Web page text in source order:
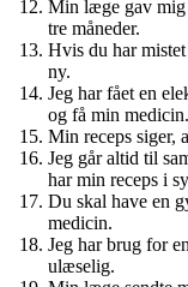
Min læge gav mig
tre måneder.
Hvis du har
ny.
Jeg har fået en
og få min medicin.
Min receps siger,
Jeg går altid til
har min receps i
Du skal have en
medicin.
Jeg har brug for
ulæselig.